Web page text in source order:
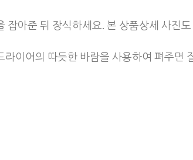
아준 뒤 장식하세요. 본 상품상세 사진
이어의 따듯한 바람을 사용하여 펴주면